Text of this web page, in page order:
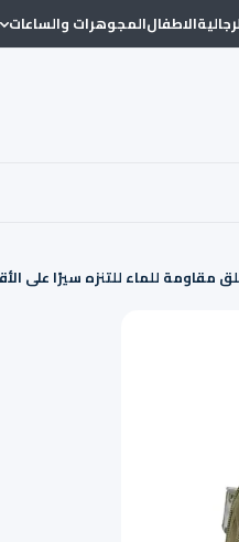
الاطفالالمجوهرات والساعات